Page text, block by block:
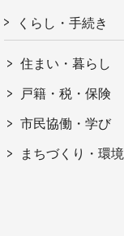
くらし・手続き
住まい・暮らし
戸籍・税・保険
市民協働・学び
まちづくり・環境